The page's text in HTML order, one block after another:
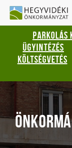
Gyorsbillentyűk
listája
Keresés:
"S"
Bejelentkezés:
PARKOLÁS
ÜGYINTÉZÉS
KÖLTSÉGVETÉS